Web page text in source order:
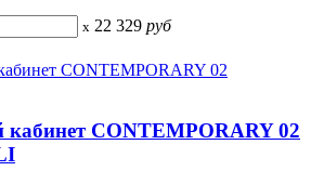
x 22 329 руб
кабинет CONTEMPORARY 02